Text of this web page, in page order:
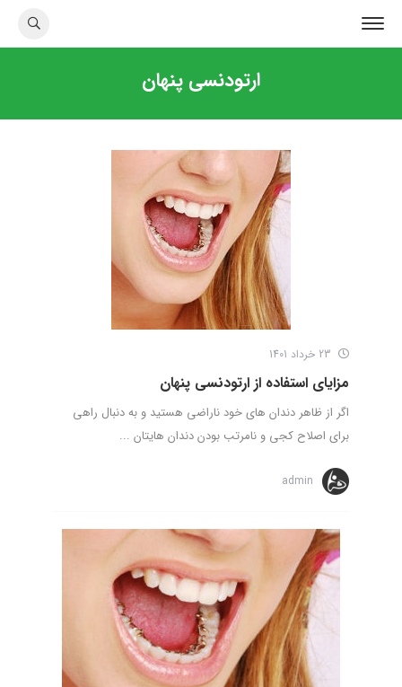
ارتودنسی پنهان
مزایای استفاده از ارتودنسی پنهان
اگر از ظاهر دندان های خود ناراضی هستید و به دنبال راهی
برای اصلاح کجی و نامرتب بودن دندان هایتان ...
admin